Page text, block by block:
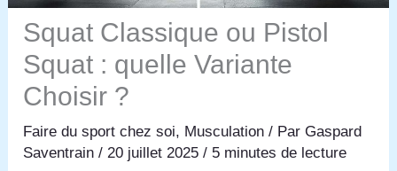
Squat Classique ou Pistol
Squat : quelle Variante
Choisir ?
Faire du sport chez soi, Musculation / ParGaspard
Saventrain/20 juillet 2025/ 5 minutes de lecture